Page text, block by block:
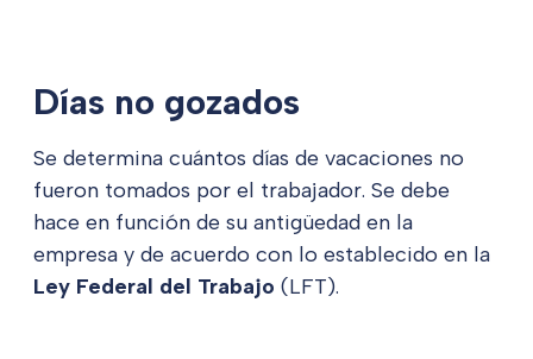
Días no gozados
Se determina cuántos días de vacaciones no
fueron tomados por el trabajador. Se debe
hace en función de su antigüedad en la
empresa y de acuerdo con lo establecido en la
Ley Federal del Trabajo (LFT).